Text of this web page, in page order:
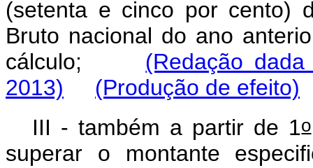
(setenta e cinco por cento)
Bruto nacional do ano
cálculo;
(Redação
2013)
(Produção de efeito)
III - também a partir de 1o
superar o montante